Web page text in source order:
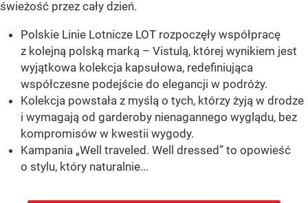
świeżość przez cały dzień.
Polskie Linie Lotnicze LOT rozpoczęły współpracę
z kolejną polską marką – Vistulą, której wynikiem jest
wyjątkowa kolekcja kapsułowa, redefiniująca
współczesne podejście do elegancji w podróży.
Kolekcja powstała z myślą o tych, którzy żyją w drodze
i wymagają od garderoby nienagannego wyglądu, bez
kompromisów w kwestii wygody.
Kampania „Well traveled. Well dressed” to opowieść
o stylu, który naturalnie...